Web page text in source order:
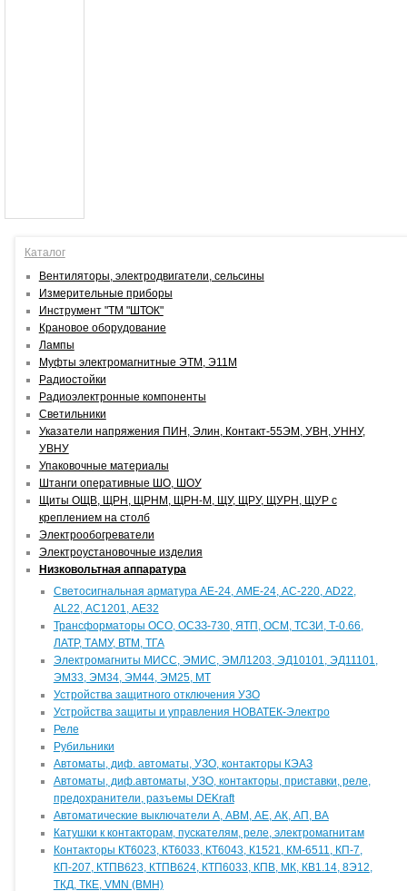
Каталог
Вентиляторы, электродвигатели, сельсины
Измерительные приборы
Инструмент "ТМ "ШТОК"
Крановое оборудование
Лампы
Муфты электромагнитные ЭТМ, Э11М
Радиостойки
Радиоэлектронные компоненты
Светильники
Указатели напряжения ПИН, Элин, Контакт-55ЭМ, УВН, УННУ,
УВНУ
Упаковочные материалы
Штанги оперативные ШО, ШОУ
Щиты ОЩВ, ЩРН, ЩРНМ, ЩРН-М, ЩУ, ЩРУ, ЩУРН, ЩУР с
креплением на столб
Электрообогреватели
Электроустановочные изделия
Низковольтная аппаратура
Светосигнальная арматура АЕ-24, АМЕ-24, АС-220, AD22,
AL22, АС1201, АЕ32
Трансформаторы ОСО, ОСЗЗ-730, ЯТП, ОСМ, ТСЗИ, Т-0.66,
ЛАТР, ТАМУ, ВТМ, ТГА
Электромагниты МИСС, ЭМИС, ЭМЛ1203, ЭД10101, ЭД11101,
ЭМ33, ЭМ34, ЭМ44, ЭМ25, МТ
Устройства защитного отключения УЗО
Устройства защиты и управления НОВАТЕК-Электро
Реле
Рубильники
Автоматы, диф. автоматы, УЗО, контакторы КЭАЗ
Автоматы, диф.автоматы, УЗО, контакторы, приставки, реле,
предохранители, разъемы DEKraft
Автоматические выключатели А, АВМ, АЕ, АК, АП, ВА
Катушки к контакторам, пускателям, реле, электромагнитам
Контакторы КТ6023, КТ6033, КТ6043, К1521, КМ-6511, КП-7,
КП-207, КТПВ623, КТПВ624, КТП6033, КПВ, МК, КВ1.14, 8Э12,
ТКД, ТКЕ, VMN (ВМН)